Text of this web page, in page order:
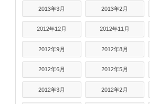
2013年3月 2013年2月
2012年12月 2012年11月
2012年9月 2012年8月
2012年6月 2012年5月
2012年3月 2012年2月